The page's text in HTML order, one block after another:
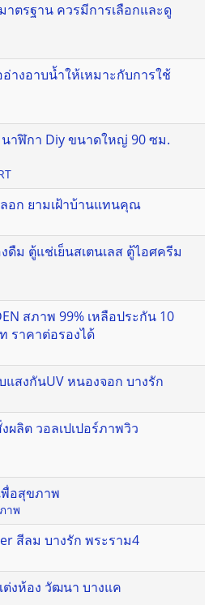
ตรฐาน ควรมีการเลือกและดู
างอาบน้ำให้เหมาะกับการใช้
าฬิกา Diy ขนาดใหญ่ 90 ซม.
อก ยามเฝ้าบ้านแทนคุณ
ดืม ตู้แช่เย็นสเตนเลส ตู้ไอศครีม
สภาพ 99% เหลือประกัน 10
ราคาต่อรองได้
สงกันUV หนองจอก บางรัก
ลิต วอลเปเปอร์ภาพวิว
อสุขภาพ
าพ
สีลม บางรัก พระราม4
ต่งห้อง วัฒนา บางแค